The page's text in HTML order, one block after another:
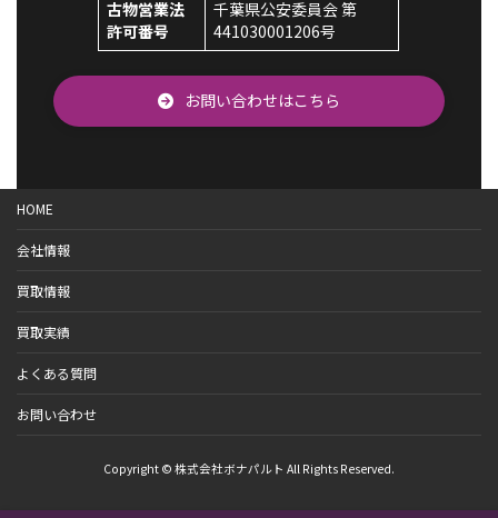
古物営業法
許可番号
千葉県公安委員会 第
441030001206号
お問い合わせはこちら
HOME
会社情報
買取情報
買取実績
よくある質問
お問い合わせ
Copyright © 株式会社ボナパルト All Rights Reserved.